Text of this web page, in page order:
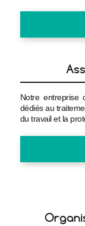
Notre entreprise
dédiés au
du travail et la